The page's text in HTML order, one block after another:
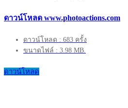
ดาวน์โหลด www.photoactions.com
ดาวน์โหลด : 683 ครั้ง
ขนาดไฟล์ : 3.98 MB.
ดาวน์โหลด